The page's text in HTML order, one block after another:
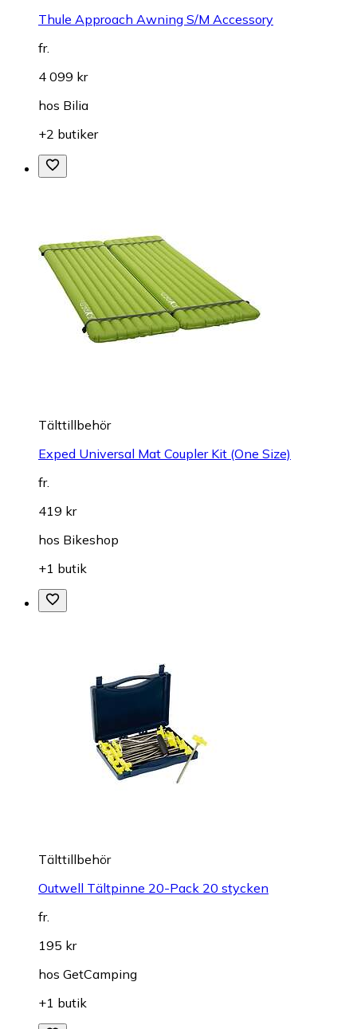
Thule Approach Awning S/M Accessory
fr.
4 099 kr
hos Bilia
+2 butiker
Tälttillbehör
Exped Universal Mat Coupler Kit (One Size)
fr.
419 kr
hos Bikeshop
+1 butik
Tälttillbehör
Outwell Tältpinne 20-Pack 20 stycken
fr.
195 kr
hos GetCamping
+1 butik